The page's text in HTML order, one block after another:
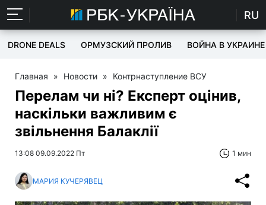
RU
DRONE DEALS ОРМУЗСКИЙ ПРОЛИВ ВОЙНА В УКРАИНЕ
Главная » Новости » Контрнаступление ВСУ
Перелам чи ні? Експерт оцінив,
наскільки важливим є
звільнення Балаклії
13:08 09.09.2022 Пт 1 мин
МАРИЯ КУЧЕРЯВЕЦ